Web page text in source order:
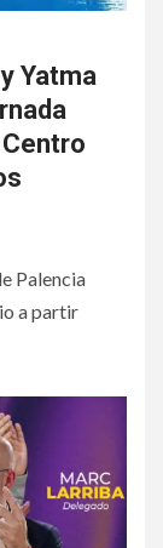
Yatma
Palencia
a partir